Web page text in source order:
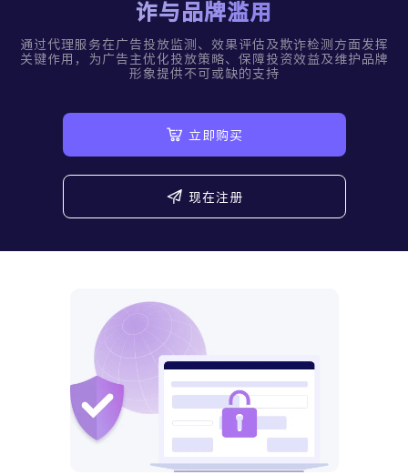
诈与品牌滥用
通过代理服务在广告投放监测、效果评估及欺诈检测方面发挥
关键作用，为广告主优化投放策略、保障投资效益及维护品牌
形象提供不可或缺的支持
立即购买
现在注册